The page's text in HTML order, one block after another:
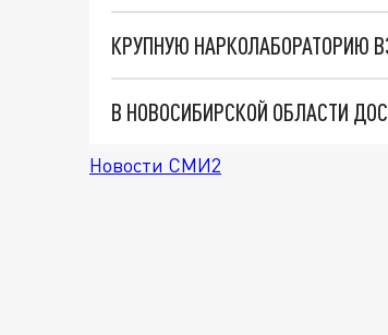
КРУПНУЮ НАРКОЛАБОРАТОРИЮ
Новости СМИ2